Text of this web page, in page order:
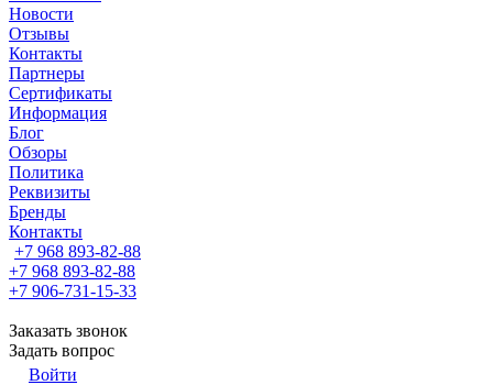
Новости
Отзывы
Контакты
Партнеры
Сертификаты
Информация
Блог
Обзоры
Политика
Реквизиты
Бренды
Контакты
+7 968 893-82-88
+7 968 893-82-88
+7 906-731-15-33
Заказать звонок
Задать вопрос
Войти